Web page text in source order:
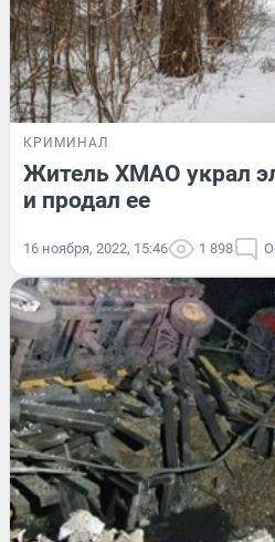
КРИМИНАЛ
Житель ХМАО украл
и продал ее
16 ноября, 2022, 15:46 1 898